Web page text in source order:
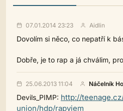
07.01.2014 23:23 Aidlin
Dovolím si něco, co nepatří k
Dobře, je to rap a já chválim,
25.06.2013 11:04 Náčelník
Devils_PIMP: http://
union/hdp/rapviem